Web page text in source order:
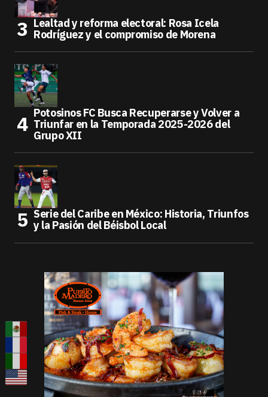
Lealtad y reforma electoral: Rosa Icela
Rodríguez y el compromiso de Morena
Potosinos FC Busca Recuperarse y Volver a
Triunfar en la Temporada 2025-2026 del
Grupo XII
Serie del Caribe en México: Historia, Triunfos
y la Pasión del Béisbol Local